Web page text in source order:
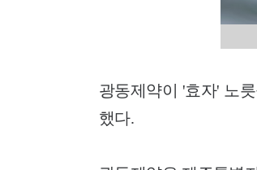
광동제약이 '효자' 노
했다.